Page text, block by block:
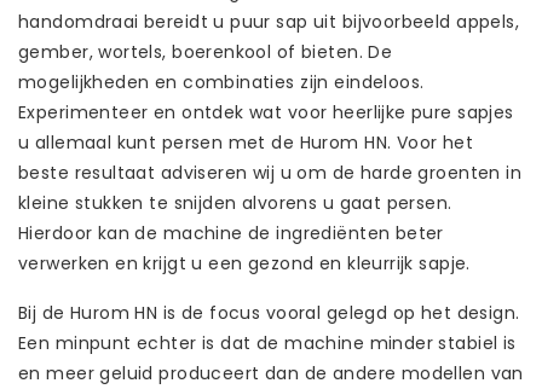
handomdraai bereidt u puur sap uit bijvoorbeeld appels,
gember, wortels, boerenkool of bieten. De
mogelijkheden en combinaties zijn eindeloos.
Experimenteer en ontdek wat voor heerlijke pure sapjes
u allemaal kunt persen met de Hurom HN. Voor het
beste resultaat adviseren wij u om de harde groenten in
kleine stukken te snijden alvorens u gaat persen.
Hierdoor kan de machine de ingrediënten beter
verwerken en krijgt u een gezond en kleurrijk sapje.
Bij de Hurom HN is de focus vooral gelegd op het design.
Een minpunt echter is dat de machine minder stabiel is
en meer geluid produceert dan de andere modellen van